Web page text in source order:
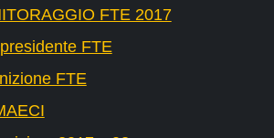
FTE 2017
FTE
FTE